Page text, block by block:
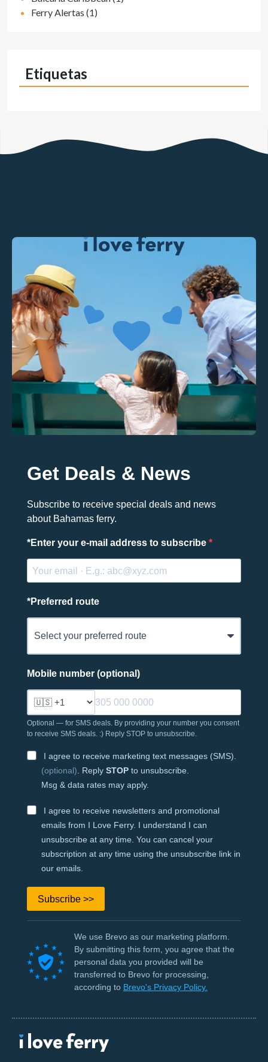
Ferry Alertas (1)
Etiquetas
Get Deals & News
Subscribe to receive special deals and news
about Bahamas ferry.
Enter your e-mail address to subscribe
*
Preferred route
*
Mobile number (optional)
Optional — for SMS deals. By providing your number you consent
to receive SMS deals. :) Reply STOP to unsubscribe.
I agree to receive marketing text messages (SMS).
(optional). Reply STOP to unsubscribe.
Msg & data rates may apply.
I agree to receive newsletters and promotional
emails from I Love Ferry. I understand I can
unsubscribe at any time. You can cancel your
subscription at any time using the unsubscribe link in
our emails.
Subscribe >>
We use Brevo as our marketing platform.
By submitting this form, you agree that the
personal data you provided will be
transferred to Brevo for processing,
according to Brevo's Privacy Policy.